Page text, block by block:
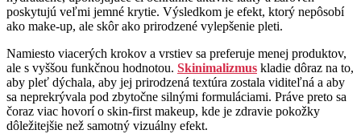
poskytujú veľmi jemné krytie. Výsledkom je efekt, ktorý nepôsobí
ako make-up, ale skôr ako prirodzené vylepšenie pleti.
Namiesto viacerých krokov a vrstiev sa preferuje menej produktov,
ale s vyššou funkčnou hodnotou. Skinimalizmus kladie dôraz na to,
aby pleť dýchala, aby jej prirodzená textúra zostala viditeľná a aby
sa neprekrývala pod zbytočne silnými formuláciami. Práve preto sa
čoraz viac hovorí o skin-first makeup, kde je zdravie pokožky
dôležitejšie než samotný vizuálny efekt.